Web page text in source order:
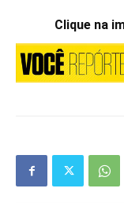
Clique na